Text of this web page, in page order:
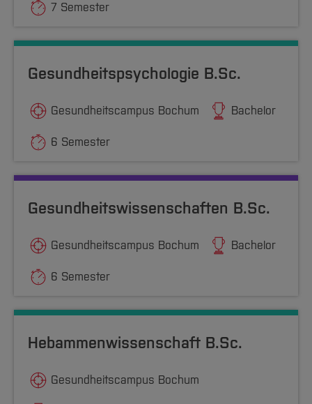
7 Semester
Gesundheitspsychologie B.Sc.
Gesundheitscampus Bochum Bachelor
6 Semester
Gesundheitswissenschaften B.Sc.
Gesundheitscampus Bochum Bachelor
6 Semester
Hebammenwissenschaft B.Sc.
Gesundheitscampus Bochum